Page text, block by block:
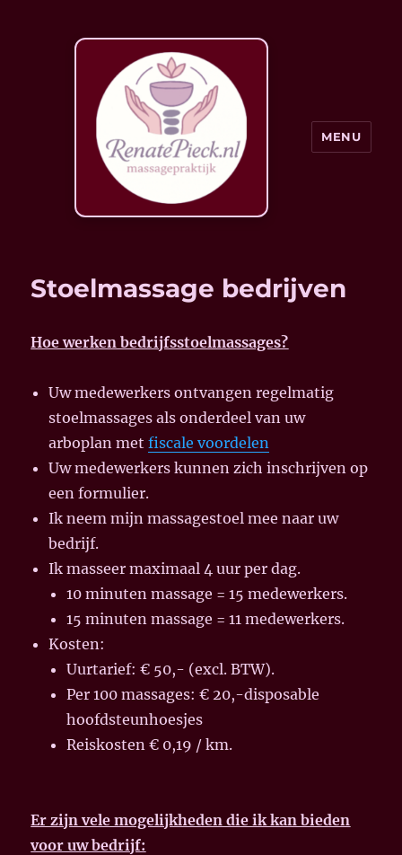
MENU
Stoelmassage bedrijven
Hoe werken bedrijfsstoelmassages?
Uw medewerkers ontvangen regelmatig
stoelmassages als onderdeel van uw
arboplan metfiscale voordelen
Uw medewerkers kunnen zich inschrijven op
een formulier.
Ik neem mijn massagestoel mee naar uw
bedrijf.
Ik masseer maximaal 4 uur per dag.
10 minuten massage = 15 medewerkers.
15 minuten massage = 11 medewerkers.
Kosten:
Uurtarief: € 50,- (excl. BTW).
Per 100 massages: € 20,-disposable
hoofdsteunhoesjes
Reiskosten € 0,19 / km.
Er zijn vele mogelijkheden die ik kan bieden
voor uw bedrijf: